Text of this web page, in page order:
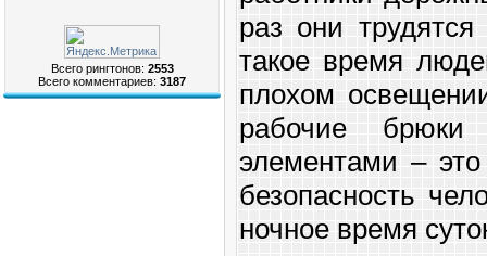
Всего рингтонов: 2553
Всего комментариев: 3187
раз они
такое время
плохом
рабочие брюки
элементами –
безопасность
ночное время